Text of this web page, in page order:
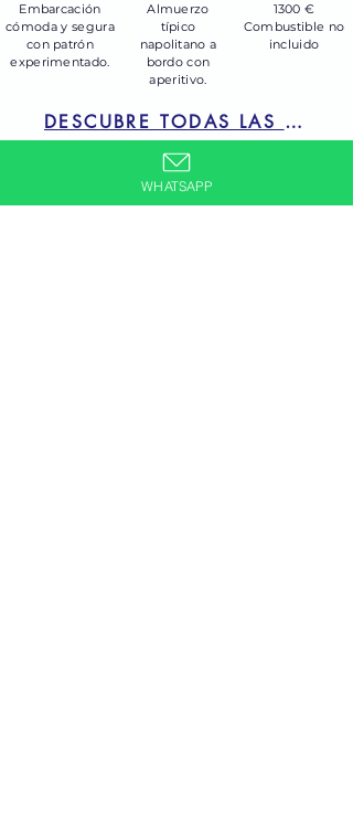
Embarcación
cómoda y segura
con patrón
experimentado.
Almuerzo
típico
napolitano a
bordo con
aperitivo.
1300 €
Combustible no
incluido
DESCUBRE TODAS LAS EXPERIENCIAS
EL MENÚ
WHATSAPP